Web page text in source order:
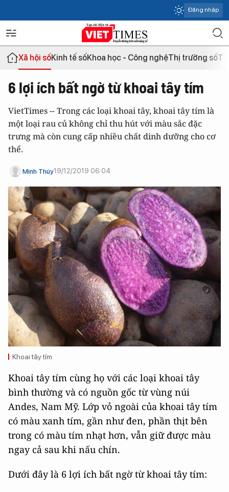
Đăng nhập
Xã hội sốKinh tế sốKhoa học - Công nghệThị trường số
6 lợi ích bất ngờ từ khoai tây tím
VietTimes -- Trong các loại khoai tây, khoai tây tím là
một loại rau củ không chỉ thu hút với màu sắc đặc
trưng mà còn cung cấp nhiều chất dinh dưỡng cho cơ
thể.
Minh Thúy19/12/2019 06:04
Khoai tây tím
Khoai tây tím cùng họ với các loại khoai tây
bình thường và có nguồn gốc từ vùng núi
Andes, Nam Mỹ. Lớp vỏ ngoài của khoai tây tím
có màu xanh tím, gần như đen, phần thịt bên
trong có màu tím nhạt hơn, vẫn giữ được màu
ngay cả sau khi nấu chín.
Dưới đây là 6 lợi ích bất ngờ từ khoai tây tím: